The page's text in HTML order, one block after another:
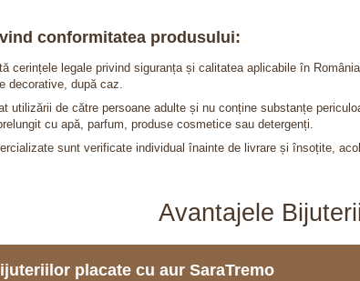
conformitatea produsului:
cerințele legale privind siguranța și calitatea aplicabile în
decorative, după caz.
utilizării de către persoane adulte și nu conține substanțe
cu apă, parfum, produse cosmetice sau detergenți.
sunt verificate individual înainte de livrare și însoțite,
Avantajele
placate cu aur SaraTremo